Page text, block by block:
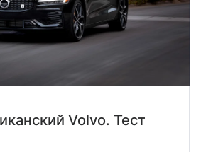
Volvo. Тест